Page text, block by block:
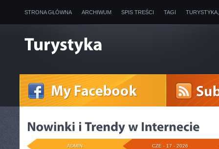
STRONA GŁÓWNA ARCHIWUM SPIS TREŚCI TAGI
CZE - 17 - 2026
ADMIN